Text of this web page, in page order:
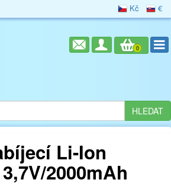
Kč €
0
Li-Ion
2000mAh